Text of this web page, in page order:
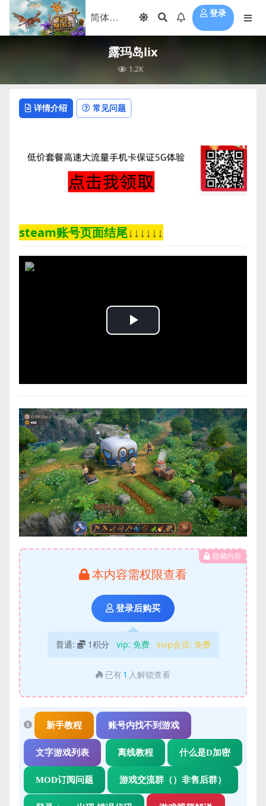
登录
露玛岛lix
1.2K
详情介绍 常见问题
steam账号页面结尾↓↓↓↓↓↓
Play
隐藏内容
本内容需权限查看
登录后购买
普通: 1积分 vip: 免费 svip会员: 免费
已有 1 人解锁查看
新手教程 账号内找不到游戏
文字游戏列表 离线教程 什么是D加密
MOD订阅问题 游戏交流群（）非售后群）